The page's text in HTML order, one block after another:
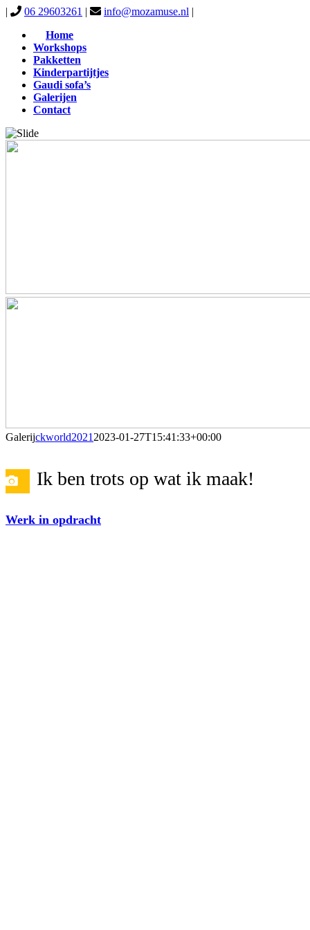
Ga
inhoud
| 06 29603261 | info@mozamuse.nl |
Home
Workshops
Pakketten
Kinderpartijtjes
Gaudi sofa’s
Galerijen
Contact
Galerijckworld2021 2023-01-27T15:41:33+00:00
Ik ben trots op wat ik maak!
Werk in opdracht